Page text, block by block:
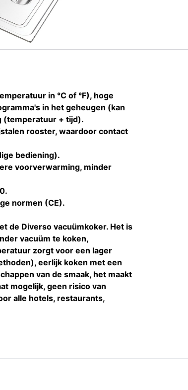
in °C of °F), hoge
in het geheugen (kan
(temperatuur + tijd).
rooster, waardoor contact
bediening).
voorverwarming, minder
normen (CE).
de Diverso vacuümkoker. Het is
vacuüm te koken,
zorgt voor een lager
eerlijk koken met een
van de smaak, het maakt
mogelijk, geen risico van
alle hotels, restaurants,